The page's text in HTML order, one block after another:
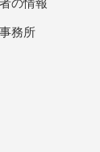
務所